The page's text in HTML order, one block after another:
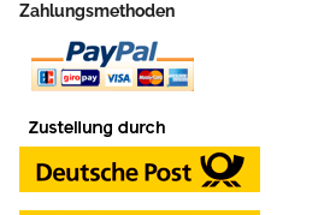
Zahlungsmethoden